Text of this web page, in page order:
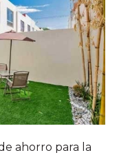
ahorro para la